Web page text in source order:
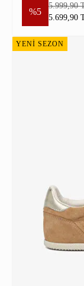
%5
5.999,90
5.699,90
YENİ SEZON